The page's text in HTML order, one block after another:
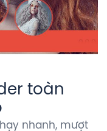
toàn
nhanh, mượt